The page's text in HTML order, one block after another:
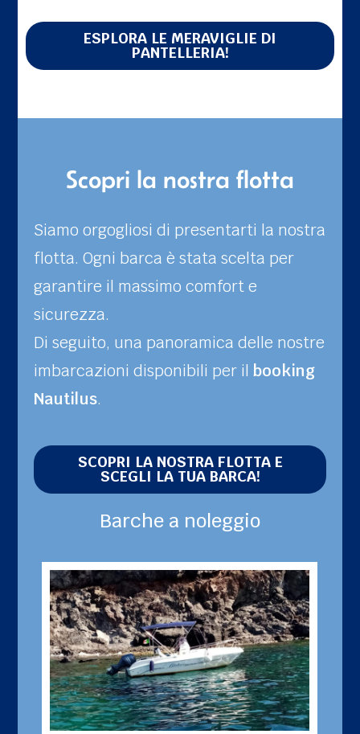
ESPLORA LE MERAVIGLIE DI
PANTELLERIA!
Scopri la nostra flotta
Siamo orgogliosi di presentarti la nostra
flotta. Ogni barca è stata scelta per
garantire il massimo comfort e
sicurezza.
Di seguito, una panoramica delle nostre
imbarcazioni disponibili per ilbooking
Nautilus.
SCOPRI LA NOSTRA FLOTTA E
SCEGLI LA TUA BARCA!
Barche a noleggio